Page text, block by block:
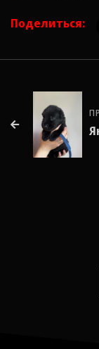
Поделиться: